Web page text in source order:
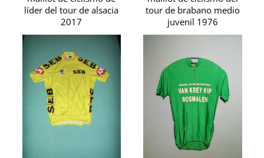
líder del tour de alsacia
2017
tour de brabano medio
juvenil 1976